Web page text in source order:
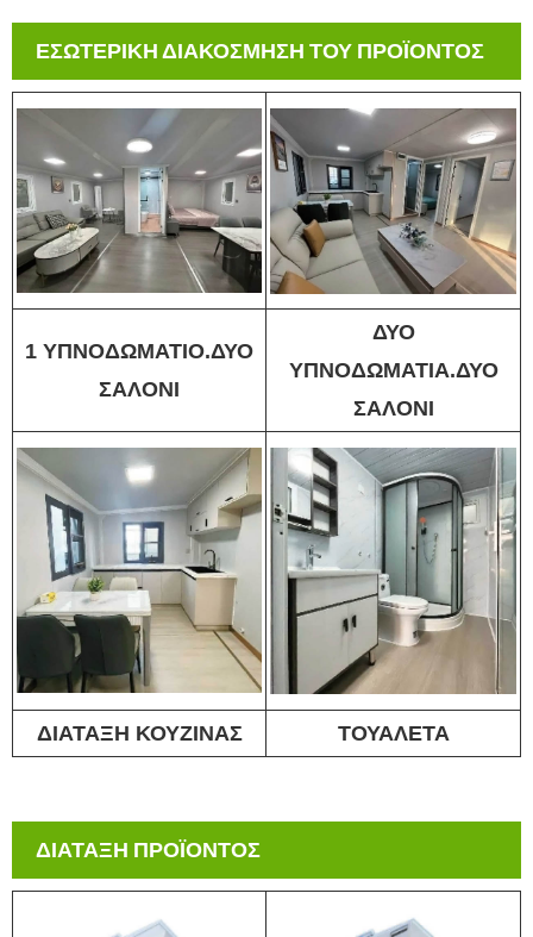
ΕΣΩΤΕΡΙΚΗ ΔΙΑΚΟΣΜΗΣΗ ΤΟΥ ΠΡΟΪΟΝΤΟΣ
1 ΥΠΝΟΔΩΜΑΤΙΟ.ΔΥΟ
ΣΑΛΟΝΙ
ΔΥΟ
ΥΠΝΟΔΩΜΑΤΙΑ.ΔΥΟ
ΣΑΛΟΝΙ
ΔΙΑΤΑΞΗ ΚΟΥΖΙΝΑΣ ΤΟΥΑΛΕΤΑ
ΔΙΑΤΑΞΗ ΠΡΟΪΟΝΤΟΣ